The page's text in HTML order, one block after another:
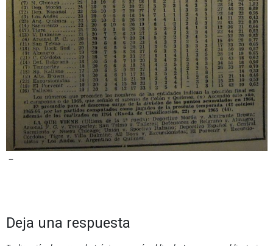
–
Deja una respuesta